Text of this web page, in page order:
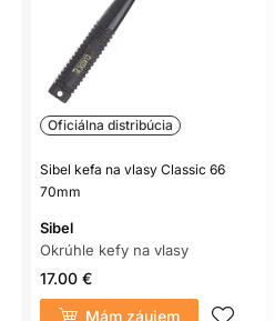
Oficiálna distribúcia
Sibel kefa na vlasy Classic 66
70mm
Sibel
Okrúhle kefy na vlasy
17.00 €
Mám záujem